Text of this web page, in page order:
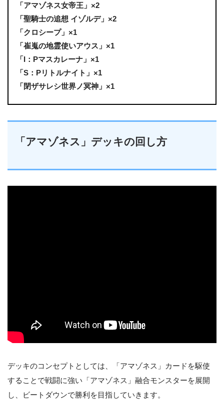
「アマゾネス女帝王」×2
「聖騎士の追想 イゾルデ」×2
「クロシープ」×1
「崔嵬の地霊使いアウス」×1
「I：Pマスカレーナ」×1
「S：Pリトルナイト」×1
「閉ザサレシ世界ノ冥神」×1
「アマゾネス」デッキの回し方
デッキのコンセプトとしては、「アマゾネス」カードを駆使
することで戦闘に強い「アマゾネス」融合モンスターを展開
し、ビートダウンで勝利を目指していきます。